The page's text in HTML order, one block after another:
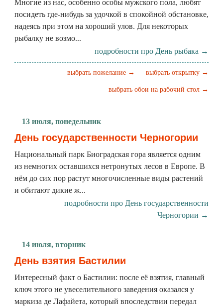
Многие из нас, особенно особы мужского пола, любят
посидеть где-нибудь за удочкой в спокойной обстановке,
надеясь при этом на хороший улов. Для некоторых
рыбалку не возмо...
подробности про День рыбака →
выбрать открытку →
выбрать пожелание →
выбрать обои на рабочий стол →
13 июля, понедельник
День государственности Черногории
Национальный парк Биоградская гора является одним
из немногих оставшихся нетронутых лесов в Европе. В
нём до сих пор растут многочисленные виды растений
и обитают дикие ж...
подробности про День государственности
Черногории →
14 июля, вторник
День взятия Бастилии
Интересный факт о Бастилии: после её взятия, главный
ключ этого не увеселительного заведения оказался у
маркиза де Лафайета, который впоследствии передал